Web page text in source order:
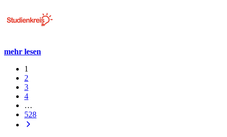
mehr lesen
1
2
3
4
…
528